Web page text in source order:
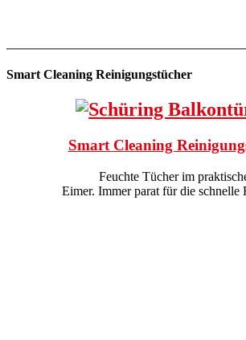
Smart Cleaning Reinigungstücher
Smart Cleaning
Feuchte Tücher im
Eimer. Immer parat für die schnelle